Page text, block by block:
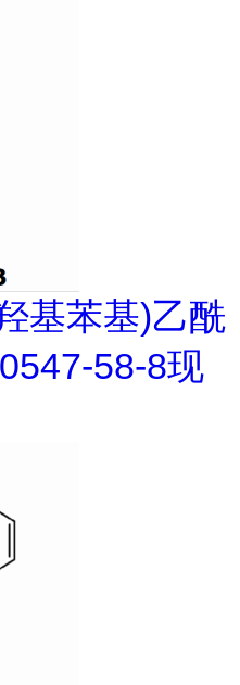
基苯基)乙酰
58-8现